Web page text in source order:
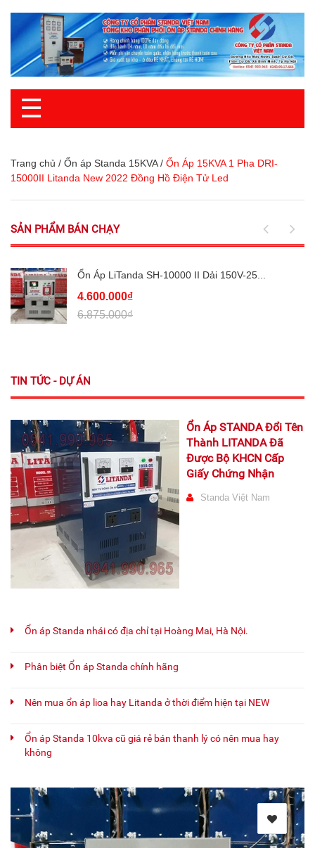
☰
Trang chủ / Ổn áp Standa 15KVA / Ổn Áp 15KVA 1 Pha DRI-
15000II Litanda New 2022 Đồng Hồ Điện Tử Led
SẢN PHẨM BÁN CHẠY
Ổn Áp LiTanda SH-10000 II Dải 150V-25...
4.600.000₫
6.875.000₫
TIN TỨC - DỰ ÁN
Ổn Áp STANDA Đổi Tên
Thành LITANDA Đã
Được Bộ KHCN Cấp
Giấy Chứng Nhận
Standa Việt Nam
Ổn áp Standa nhái có địa chỉ tại Hoàng Mai, Hà Nội.
Phân biệt Ổn áp Standa chính hãng
Nên mua ổn áp lioa hay Litanda ở thời điểm hiện tại NEW
Ổn áp Standa 10kva cũ giá rẻ bán thanh lý có nên mua hay
không